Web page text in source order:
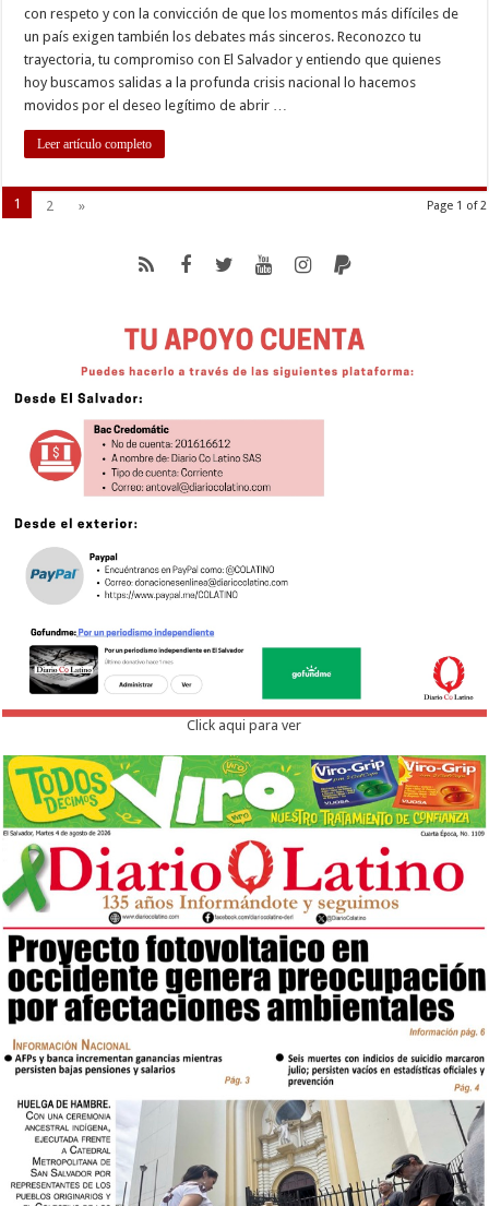
con respeto y con la convicción de que los momentos más difíciles de
un país exigen también los debates más sinceros. Reconozco tu
trayectoria, tu compromiso con El Salvador y entiendo que quienes
hoy buscamos salidas a la profunda crisis nacional lo hacemos
movidos por el deseo legítimo de abrir …
Leer artículo completo
Page 1 of 2
1 2 »
Click aqui para ver